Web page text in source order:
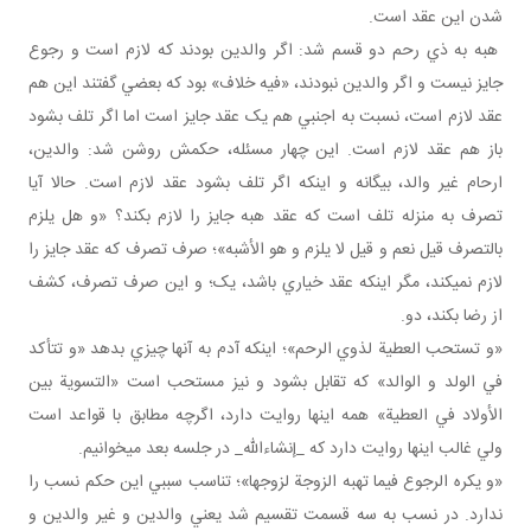
شدن اين عقد است.
هبه به ذي رحم دو قسم شد: اگر والدين بودند که لازم است و رجوع
جايز نيست و اگر والدين نبودند، «فيه خلاف» بود که بعضي گفتند اين هم
عقد لازم است، نسبت به اجنبي هم يک عقد جايز است اما اگر تلف بشود
باز هم عقد لازم است. اين چهار مسئله، حکمش روشن شد: والدين،
ارحام غير والد، بيگانه و اينکه اگر تلف بشود عقد لازم است. حالا آيا
تصرف به منزله تلف است که عقد هبه جايز را لازم بکند؟ «و هل يلزم
بالتصرف قيل نعم و قيل لا يلزم و هو الأشبه»؛ صرف تصرف که عقد جايز را
لازم نمي کند، مگر اينکه عقد خياري باشد، يک؛ و اين صرف تصرف، کشف
از رضا بکند، دو.
«و تستحب العطية لذوي الرحم»؛ اينکه آدم به آنها چيزي بدهد «و تتأكد
في الولد و الوالد» که تقابل بشود و نيز مستحب است «التسوية بين
الأولاد في العطية» همه اينها روايت دارد، اگرچه مطابق با قواعد است
ولي غالب اينها روايت دارد که _إن شاءالله_ در جلسه بعد مي خوانيم.
«و يكره الرجوع فيما تهبه الزوجة لزوجها»؛ تناسب سببي اين حکم نسب را
ندارد. در نسب به سه قسمت تقسيم شد يعني والدين و غير والدين و